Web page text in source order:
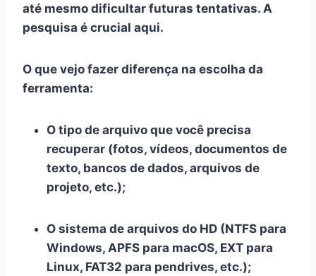
até mesmo dificultar futuras tentativas. A
pesquisa é crucial aqui.
O que vejo fazer diferença na escolha da
ferramenta:
O tipo de arquivo que você precisa
recuperar (fotos, vídeos, documentos de
texto, bancos de dados, arquivos de
projeto, etc.);
O sistema de arquivos do HD (NTFS para
Windows, APFS para macOS, EXT para
Linux, FAT32 para pendrives, etc.);